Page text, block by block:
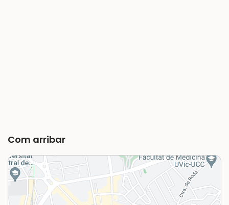
Com arribar